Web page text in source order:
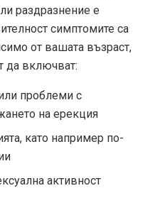
раздразнение е
симптомите са
от вашата възраст,
да включват:
проблеми с
на ерекция
като например по-
активност